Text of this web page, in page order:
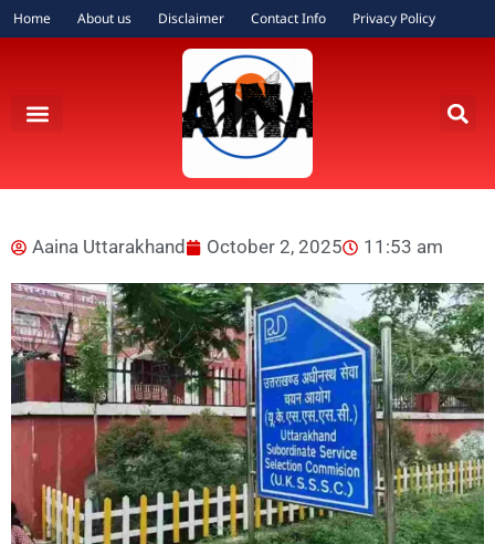
Home About us Disclaimer Contact Info Privacy Policy
Aaina Uttarakhand October 2, 2025 11:53 am